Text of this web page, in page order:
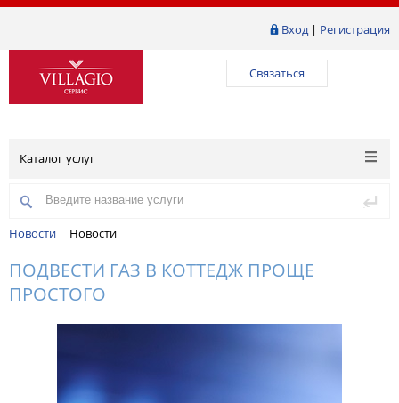
Вход| Регистрация
Связаться
Каталог услуг
Новости Новости
ПОДВЕСТИ ГАЗ В КОТТЕДЖ ПРОЩЕ
ПРОСТОГО